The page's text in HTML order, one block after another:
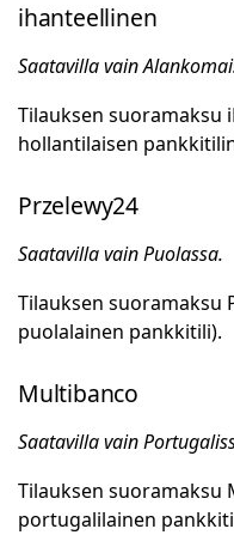
ihanteellinen
Saatavilla vain
Tilauksen suoramaksu
hollantilaisen
Przelewy24
Saatavilla vain Puolassa.
Tilauksen suoramaksu
puolalainen pankkitili).
Multibanco
Saatavilla vain
Tilauksen suoramaksu
portugalilainen